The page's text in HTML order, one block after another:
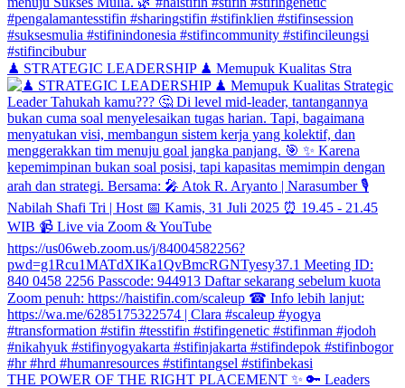
♟ STRATEGIC LEADERSHIP ♟ Memupuk Kualitas Stra
THE POWER OF THE RIGHT PLACEMENT ✨ 🔑 Leaders